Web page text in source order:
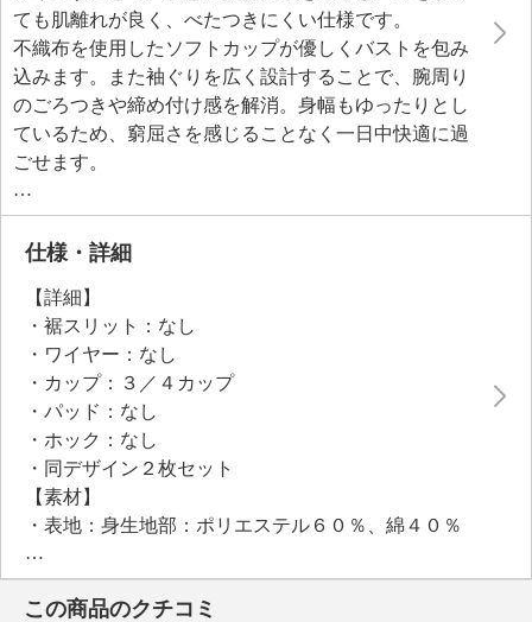
ても肌離れが良く、べたつきにくい仕様です。
不織布を使用したソフトカップが優しくバストを包み
込みます。また袖ぐりを広く設計することで、腕周り
のごろつきや締め付け感を解消。身幅もゆったりとし
ているため、窮屈さを感じることなく一日中快適に過
ごせます。
２枚セットになっているので、洗い替えにも便利で
す。
仕様・詳細
【詳細】
・裾スリット：なし
・ワイヤー：なし
・カップ：３／４カップ
・パッド：なし
・ホック：なし
・同デザイン２枚セット
【素材】
・表地：身生地部：ポリエステル６０％、綿４０％
・レース部：ナイロン、ポリウレタン
・カップ内側：綿１００％
【メンテナンス（絵表示ラベル）】
この商品のクチコミ